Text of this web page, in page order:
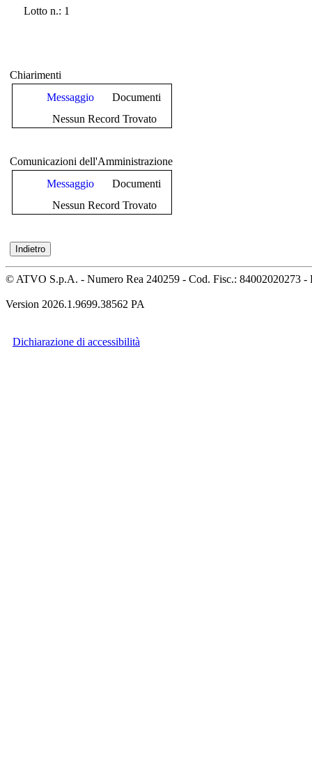
Lotto n.: 1
Chiarimenti
Messaggio
Documenti
Nessun Record Trovato
Comunicazioni dell'Amministrazione
Messaggio
Documenti
Nessun Record Trovato
© ATVO S.p.A. - Numero Rea 240259 - Cod. Fisc.: 84002020273 -
Version 2026.1.9699.38562 PA
Dichiarazione di accessibilità